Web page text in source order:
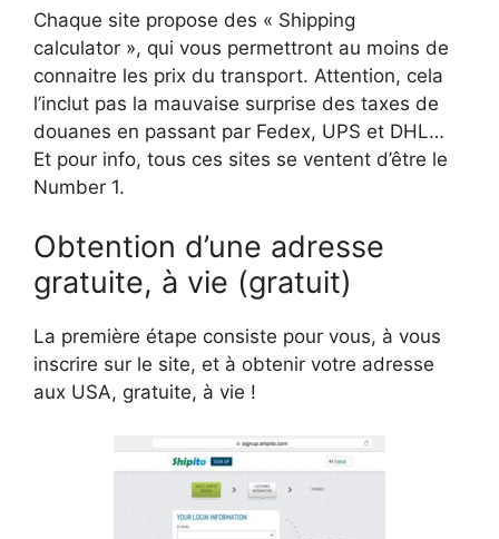
Chaque site propose des « Shipping
calculator », qui vous permettront au moins de
connaitre les prix du transport. Attention, cela
l’inclut pas la mauvaise surprise des taxes de
douanes en passant par Fedex, UPS et DHL…
Et pour info, tous ces sites se ventent d’être le
Number 1.
Obtention d’une adresse
gratuite, à vie (gratuit)
La première étape consiste pour vous, à vous
inscrire sur le site, et à obtenir votre adresse
aux USA, gratuite, à vie !